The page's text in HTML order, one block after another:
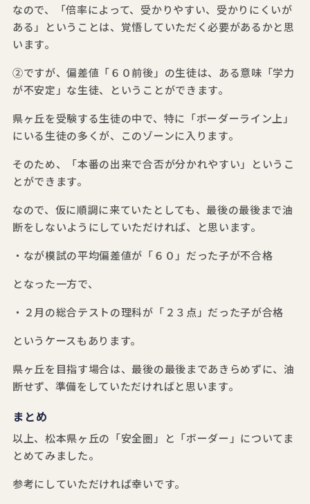
なので、「倍率によって、受かりやすい、受かりにくいが
ある」ということは、覚悟していただく必要があるかと思
います。
②ですが、偏差値「６０前後」の生徒は、ある意味「学力
が不安定」な生徒、ということができます。
県ヶ丘を受験する生徒の中で、特に「ボーダーライン上」
にいる生徒の多くが、このゾーンに入ります。
そのため、「本番の出来で合否が分かれやすい」というこ
とができます。
なので、仮に順調に来ていたとしても、最後の最後まで油
断をしないようにしていただければ、と思います。
・なが模試の平均偏差値が「６０」だった子が不合格
となった一方で、
・２月の総合テストの理科が「２３点」だった子が合格
というケースもあります。
県ヶ丘を目指す場合は、最後の最後まであきらめずに、油
断せず、準備をしていただければと思います。
まとめ
以上、松本県ヶ丘の「安全圏」と「ボーダー」についてま
とめてみました。
参考にしていただければ幸いです。